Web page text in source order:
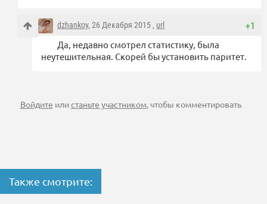
+1
dzhankoy, 26 Декабря 2015 , url
Да, недавно смотрел статистику, была
неутешительная. Скорей бы установить паритет.
Войдите илистаньте участником, чтобы комментировать
Также смотрите: